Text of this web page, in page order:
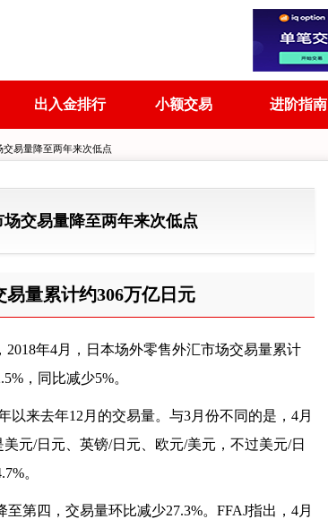
出入金排行 小额交易 进阶指南
易量降至两年来次低点
交易量降至两年来次低点
量累计约306万亿日元
年4月，日本场外零售外汇市场交易量累计
，同比减少5%。
以来去年12月的交易量。与3月份不同的是，4月
元/日元、英镑/日元、欧元/美元，不过美元/日
。
第四，交易量环比减少27.3%。FFAJ指出，4月